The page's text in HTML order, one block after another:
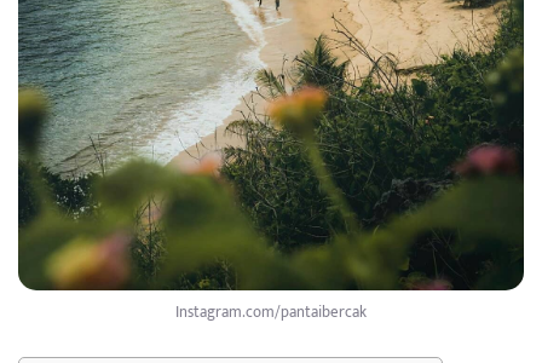
Instagram.com/pantaibercak